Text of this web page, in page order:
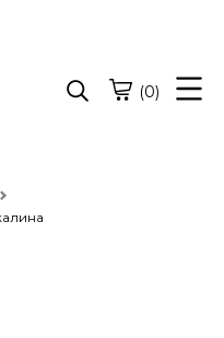
(0)